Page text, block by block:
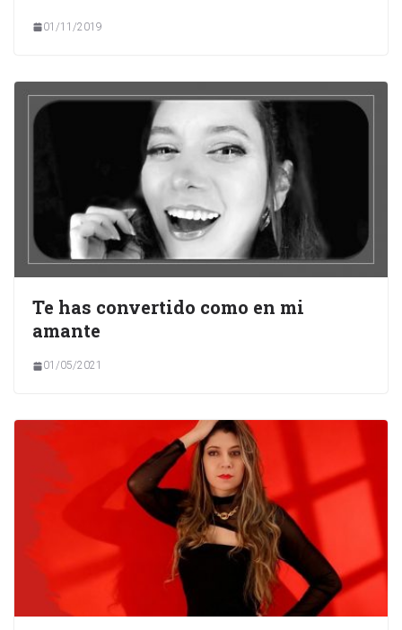
01/11/2019
Te has convertido como en mi
amante
01/05/2021